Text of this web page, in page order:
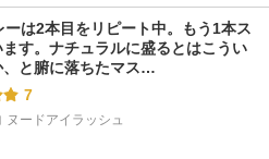
ーは2本目をリピート中。もう1本ス
ます。ナチュラルに盛るとはこうい
、と腑に落ちたマス…
7
ヌードアイラッシュ